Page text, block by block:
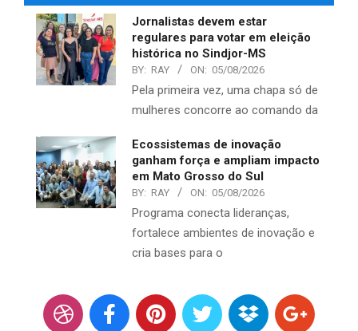
Jornalistas devem estar
regulares para votar em eleição
histórica no Sindjor-MS
BY: RAY ON: 05/08/2026
Pela primeira vez, uma chapa só de
mulheres concorre ao comando da
Ecossistemas de inovação
ganham força e ampliam impacto
em Mato Grosso do Sul
BY: RAY ON: 05/08/2026
Programa conecta lideranças,
fortalece ambientes de inovação e
cria bases para o